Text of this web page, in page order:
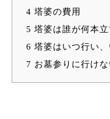
4 塔婆の費用
5 塔婆は誰が何本
6 塔婆はいつ行い
7 お墓参りに行け